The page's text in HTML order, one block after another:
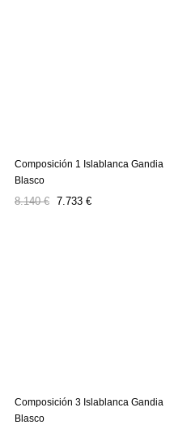
Composición 1 Islablanca Gandia
Blasco
Precio
8.140 € Precio
7.733 €
Composición 3 Islablanca Gandia
Blasco